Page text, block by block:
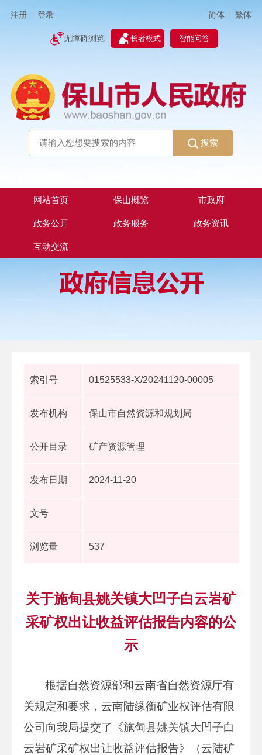
注册 登录 简体 | 繁体
无障碍浏览 长者模式 智能问答
搜索
网站首页 保山概览 市政府
政务公开 政务服务 政务资讯
互动交流
索引号 01525533-X/20241120-00005
发布机构 保山市自然资源和规划局
公开目录 矿产资源管理
发布日期 2024-11-20
文号
浏览量 537
关于施甸县姚关镇大凹子白云岩矿
采矿权出让收益评估报告内容的公
示
根据自然资源部和云南省自然资源厅有
关规定和要求，云南陆缘衡矿业权评估有限
公司向我局提交了《施甸县姚关镇大凹子白
云岩矿采矿权出让收益评估报告》（云陆矿